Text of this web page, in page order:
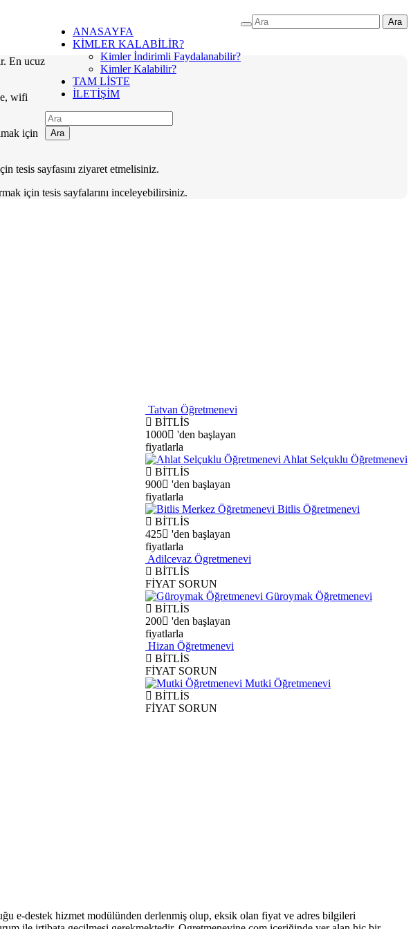
ANASAYFA
KİMLER KALABİLİR?
Kimler İndirimli Faydalanabilir?
Kimler Kalabilir?
TAM LİSTE
İLETİŞİM
Ara
Ara
En ucuz
wifi
için
tesis sayfasını ziyaret etmelisiniz.
için tesis sayfalarını inceleyebilirsiniz.
Tatvan Öğretmenevi
BİTLİS
1000
'den başlayan
fiyatlarla
Ahlat Selçuklu Öğretmenevi
BİTLİS
900
'den başlayan
fiyatlarla
Bitlis Öğretmenevi
BİTLİS
425
'den başlayan
fiyatlarla
Adilcevaz Ögretmenevi
BİTLİS
FİYAT SORUN
Güroymak Öğretmenevi
BİTLİS
200
'den başlayan
fiyatlarla
Hizan Öğretmenevi
BİTLİS
FİYAT SORUN
Mutki Öğretmenevi
BİTLİS
FİYAT SORUN
e-destek hizmet modülünden derlenmiş olup, eksik olan fiyat ve adres bilgileri